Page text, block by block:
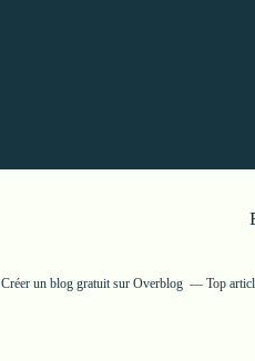
Créer un blog gratuit sur Overblog Top